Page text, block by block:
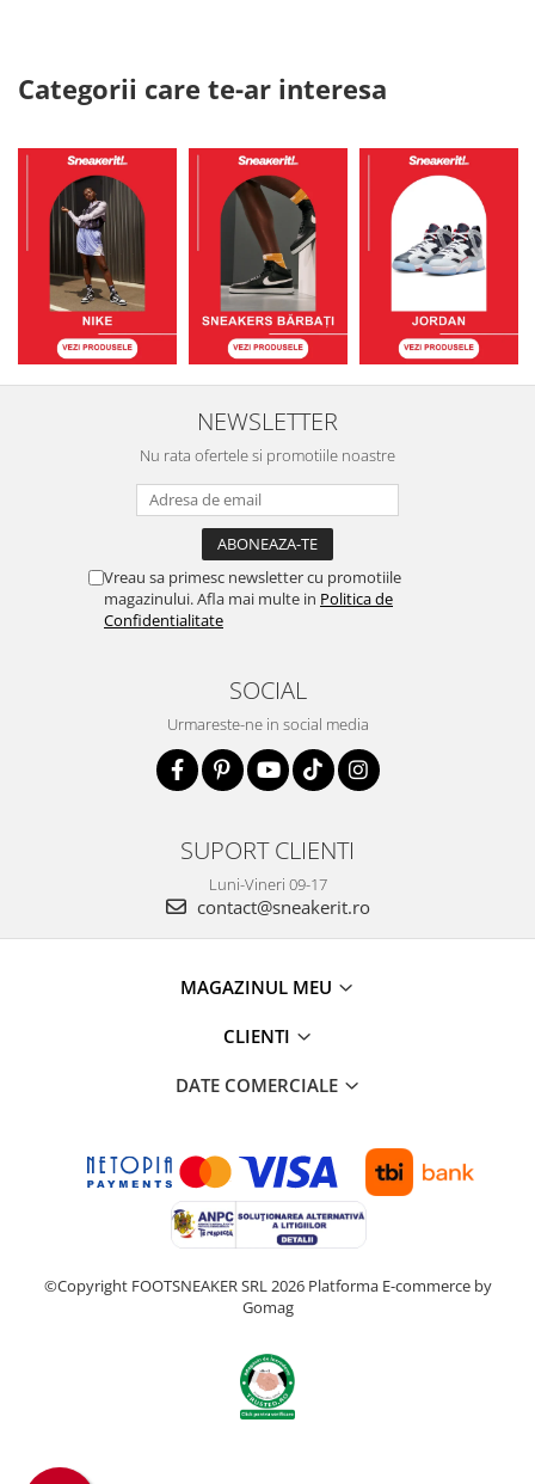
Categorii care te-ar interesa
NEWSLETTER
Nu rata ofertele si promotiile noastre
Vreau sa primesc newsletter cu promotiile
magazinului. Afla mai multe in Politica de
Confidentialitate
SOCIAL
Urmareste-ne in social media
SUPORT CLIENTI
Luni-Vineri 09-17
contact@sneakerit.ro
MAGAZINUL MEU
CLIENTI
DATE COMERCIALE
©Copyright FOOTSNEAKER SRL 2026 Platforma E-commerce by
Gomag